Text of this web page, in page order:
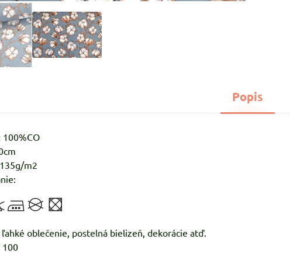
Popis
m2
ľahké oblečenie, postelná bielizeň,
100